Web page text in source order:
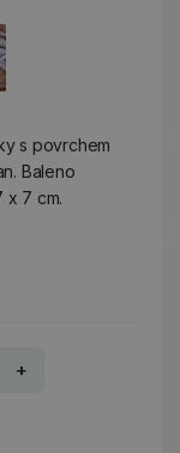
s povrchem
Baleno
x 7 cm.
+